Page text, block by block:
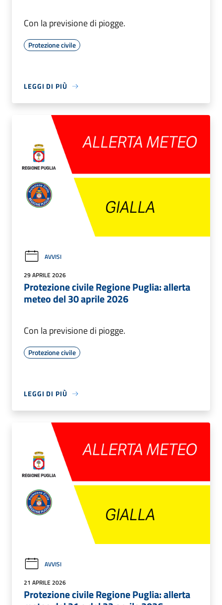
Con la previsione di piogge.
Protezione civile
LEGGI DI PIÙ
AVVISI
29 APRILE 2026
Protezione civile Regione Puglia: allerta
meteo del 30 aprile 2026
Con la previsione di piogge.
Protezione civile
LEGGI DI PIÙ
AVVISI
21 APRILE 2026
Protezione civile Regione Puglia: allerta